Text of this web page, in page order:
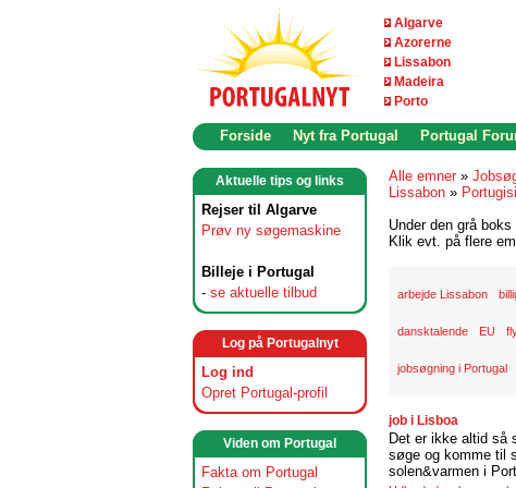
Algarve
Azorerne
Lissabon
Madeira
Porto
Forside Nyt fra Portugal Portugal
Aktuelle tips og links
Rejser til Algarve
Prøv ny søgemaskine
Billeje i Portugal
- se aktuelle tilbud
Log på Portugalnyt
Log ind
Opret Portugal-profil
Viden om Portugal
Fakta om Portugal
Alle emner »
Lissabon »
Under den grå
Klik evt. på flere
arbejde Lissabon
dansktalende EU
jobsøgning i Portugal
job i Lisboa
Det er ikke altid så
søge og komme til
solen&varmen i